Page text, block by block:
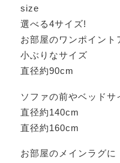
size
選べる4サイズ!
お部屋のワンポイント
小ぶりなサイズ
直径約90cm
ソファの前やベッドサ
直径約140cm
直径約160cm
お部屋のメインラグに